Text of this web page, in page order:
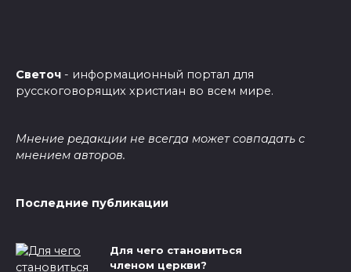
Светоч - информационный портал для
русскоговорящих христиан во всем мире.
Мнение редакции не всегда может совпадать с
мнением авторов.
Последние публикации
Для чего становиться
членом церкви?